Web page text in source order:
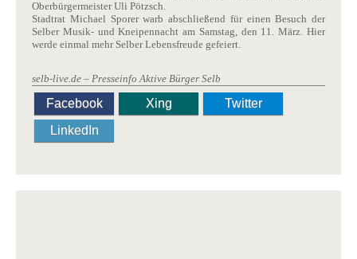
Oberbürgermeister Uli Pötzsch.
Stadtrat Michael Sporer warb abschließend für einen Besuch der
Selber Musik- und Kneipennacht am Samstag, den 11. März. Hier
werde einmal mehr Selber Lebensfreude gefeiert.
selb-live.de – Presseinfo Aktive Bürger Selb
Facebook Xing
Twitter
LinkedIn